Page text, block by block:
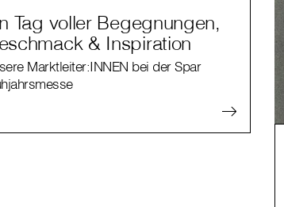
Tag voller Begegnungen,
& Inspiration
Marktleiter:INNEN bei der Spar